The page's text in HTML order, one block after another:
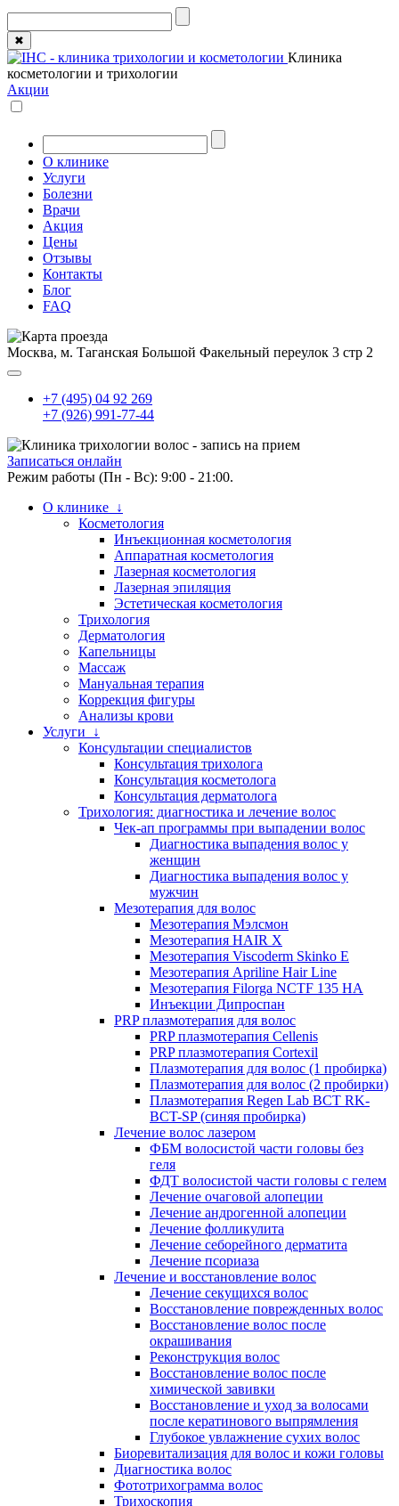
✖
Клиника
косметологии и трихологии
Акции
О клинике
Услуги
Болезни
Врачи
Акция
Цены
Отзывы
Контакты
Блог
FAQ
Москва, м. Таганская Большой Факельный переулок 3 стр 2
+7 (495) 04 92 269
+7 (926) 991-77-44
Записаться онлайн
Режим работы (Пн - Вс): 9:00 - 21:00.
О клинике ↓
Косметология
Инъекционная косметология
Аппаратная косметология
Лазерная косметология
Лазерная эпиляция
Эстетическая косметология
Трихология
Дерматология
Капельницы
Массаж
Мануальная терапия
Коррекция фигуры
Анализы крови
Услуги ↓
Консультации специалистов
Консультация трихолога
Консультация косметолога
Консультация дерматолога
Трихология: диагностика и лечение волос
Чек-ап программы при выпадении волос
Диагностика выпадения волос у
женщин
Диагностика выпадения волос у
мужчин
Мезотерапия для волос
Мезотерапия Мэлсмон
Мезотерапия HAIR X
Мезотерапия Viscoderm Skinko E
Мезотерапия Apriline Hair Line
Мезотерапия Filorga NCTF 135 HA
Инъекции Дипроспан
PRP плазмотерапия для волос
PRP плазмотерапия Cellenis
PRP плазмотерапия Cortexil
Плазмотерапия для волос (1 пробирка)
Плазмотерапия для волос (2 пробирки)
Плазмотерапия Regen Lab BCT RK-
BCT-SP (синяя пробирка)
Лечение волос лазером
ФБМ волосистой части головы без
геля
ФДТ волосистой части головы с гелем
Лечение очаговой алопеции
Лечение андрогенной алопеции
Лечение фолликулита
Лечение себорейного дерматита
Лечение псориаза
Лечение и восстановление волос
Лечение секущихся волос
Восстановление поврежденных волос
Восстановление волос после
окрашивания
Реконструкция волос
Восстановление волос после
химической завивки
Восстановление и уход за волосами
после кератинового выпрямления
Глубокое увлажнение сухих волос
Биоревитализация для волос и кожи головы
Диагностика волос
Фототрихограмма волос
Трихоскопия